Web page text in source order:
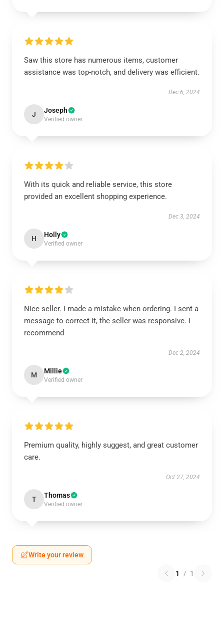
Saw this store has numerous items, customer
assistance was top-notch, and delivery was efficient.
Dec 6, 2024
J Joseph
Verified owner
With its quick and reliable service, this store
provided an excellent shopping experience.
Dec 3, 2024
H Holly
Verified owner
Nice seller. I made a mistake when ordering. I sent a
message to correct it, the seller was responsive. I
recommend
Dec 2, 2024
M Millie
Verified owner
Premium quality, highly suggest, and great customer
care.
Oct 27, 2024
T Thomas
Verified owner
Write your review
1 / 1